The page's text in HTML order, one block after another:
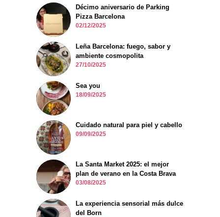
Décimo aniversario de Parking
Pizza Barcelona
02/12/2025
Leña Barcelona: fuego, sabor y
ambiente cosmopolita
27/10/2025
Sea you
18/09/2025
Cuidado natural para piel y cabello
09/09/2025
La Santa Market 2025: el mejor
plan de verano en la Costa Brava
03/08/2025
La experiencia sensorial más dulce
del Born